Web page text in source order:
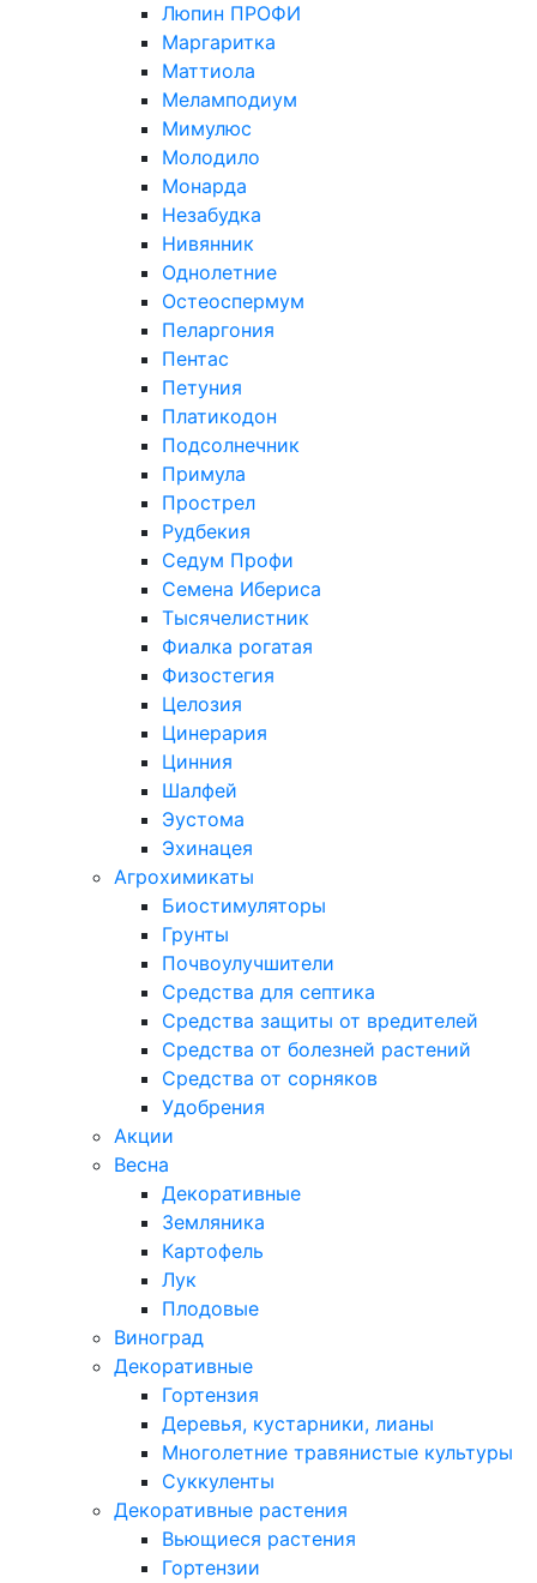
Люпин ПРОФИ
Маргаритка
Маттиола
Меламподиум
Мимулюс
Молодило
Монарда
Незабудка
Нивянник
Однолетние
Остеоспермум
Пеларгония
Пентас
Петуния
Платикодон
Подсолнечник
Примула
Прострел
Рудбекия
Седум Профи
Семена Ибериса
Тысячелистник
Фиалка рогатая
Физостегия
Целозия
Цинерария
Цинния
Шалфей
Эустома
Эхинацея
Агрохимикаты
Биостимуляторы
Грунты
Почвоулучшители
Средства для септика
Средства защиты от вредителей
Средства от болезней растений
Средства от сорняков
Удобрения
Акции
Весна
Декоративные
Земляника
Картофель
Лук
Плодовые
Виноград
Декоративные
Гортензия
Деревья, кустарники, лианы
Многолетние травянистые культуры
Суккуленты
Декоративные растения
Вьющиеся растения
Гортензии